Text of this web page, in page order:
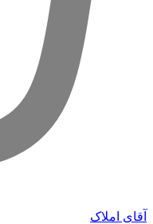
آقای املاک